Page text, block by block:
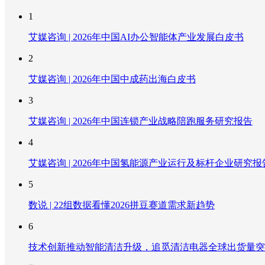
1
艾媒咨询 | 2026年中国AI办公智能体产业发展白皮书
2
艾媒咨询 | 2026年中国中成药出海白皮书
3
艾媒咨询 | 2026年中国连锁产业战略陪跑服务研究报告
4
艾媒咨询 | 2026年中国氢能源产业运行及标杆企业研究报
5
数说 | 22组数据看懂2026拼豆赛道需求新趋势
6
技术创新推动智能清洁升级，追觅清洁电器全球出货量突